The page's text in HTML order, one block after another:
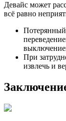
Девайс может
всё равно
Потерянный
При
извлечь и